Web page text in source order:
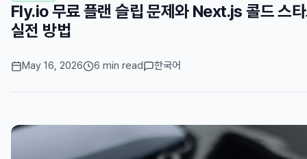
Fly.io 무료 플랜 슬립 문제와 Next.js 콜드 스
실전 방법
May 16, 2026 6 min read 한국어